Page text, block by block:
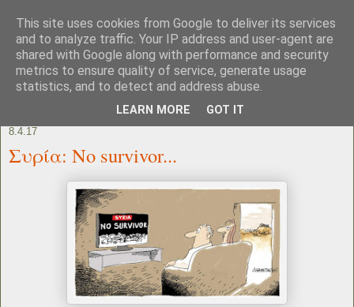
8.4.17
Συρία: No survivor...
This site uses cookies from Google to deliver its services
and to analyze traffic. Your IP address and user-agent are
shared with Google along with performance and security
metrics to ensure quality of service, generate usage
statistics, and to detect and address abuse.
LEARN MORE GOT IT